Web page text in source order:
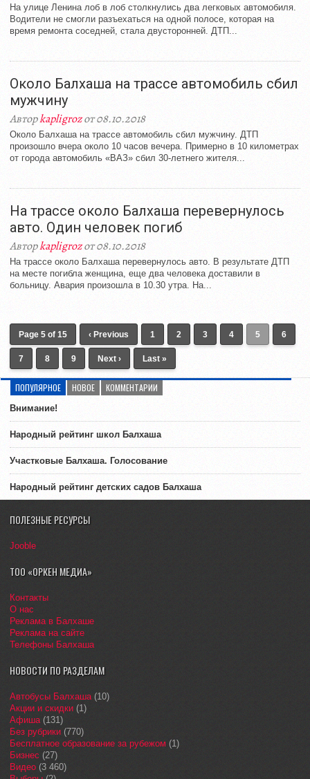
На улице Ленина лоб в лоб столкнулись два легковых автомобиля.
Водители не смогли разъехаться на одной полосе, которая на
время ремонта соседней, стала двусторонней. ДТП...
Около Балхаша на трассе автомобиль сбил
мужчину
Авторkapligrozот 08.10.2018
Около Балхаша на трассе автомобиль сбил мужчину. ДТП
произошло вчера около 10 часов вечера. Примерно в 10 километрах
от города автомобиль «ВАЗ» сбил 30-летнего жителя...
На трассе около Балхаша перевернулось
авто. Один человек погиб
Авторkapligrozот 08.10.2018
На трассе около Балхаша перевернулось авто. В результате ДТП
на месте погибла женщина, еще два человека доставили в
больницу. Авария произошла в 10.30 утра. На...
Page 5 of 15 ‹ Previous 1 2 3 4 5 6
7 8 9 Next › Last »
ПОПУЛЯРНОЕ НОВОЕ КОММЕНТАРИИ
Внимание!
Народный рейтинг школ Балхаша
Участковые Балхаша. Голосование
Народный рейтинг детских садов Балхаша
ПОЛЕЗНЫЕ РЕСУРСЫ
Jooble
ТОО «ОРКЕН МЕДИА»
Контакты
О нас
Реклама в Балхаше
Реклама на сайте
Телефоны Балхаша
НОВОСТИ ПО РАЗДЕЛАМ
Автобусы Балхаша(10)
Акции и скидки (1)
Афиша(131)
Без рубрики (770)
Бесплатное образование за рубежом (1)
Бизнес (27)
Видео (3 460)